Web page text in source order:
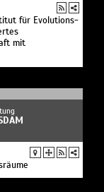
für Evolutions-
mit